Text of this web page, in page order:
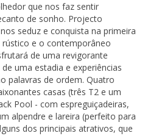
que nos faz sentir
de sonho. Projecto
seduz e conquista na primeira
e o contemporâneo
de uma revigorante
uma estadia e experiências
palavras de ordem. Quatro
casas (três T2 e um
Pool - com espreguiçadeiras,
alpendre e lareira (perfeito para
dos principais atrativos, que